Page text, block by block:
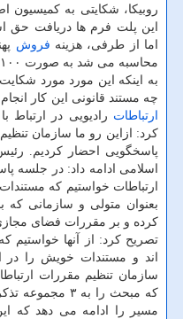
روبیکا، شکایتی به
این پلت فرم ها دریافت حق
اما از طرفی، هزینه فروش
به اینکه این مورد مورد
چه مستند قانونی این کار
ارتباطات رادیویی در ارتباط
کرد: ازاین رو ما سازمان
پاسخگویی احضار کردیم.
اسلامی ادامه‬ داد: در جلسه
ارتباطات خواستیم که
بعنوان متولی و سازمانی
کرده و بر مقررات فضای
تصریح کرد: از آنها خواستیم
اند و مستندات خویش را در
سازمان تنظیم مقررات
که مبحث را به
مسیر را ادامه می دهد که